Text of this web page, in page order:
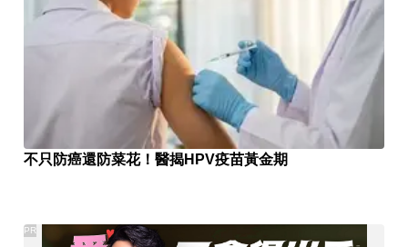
不只防癌還防菜花！醫揭HPV疫苗黃金期
PR